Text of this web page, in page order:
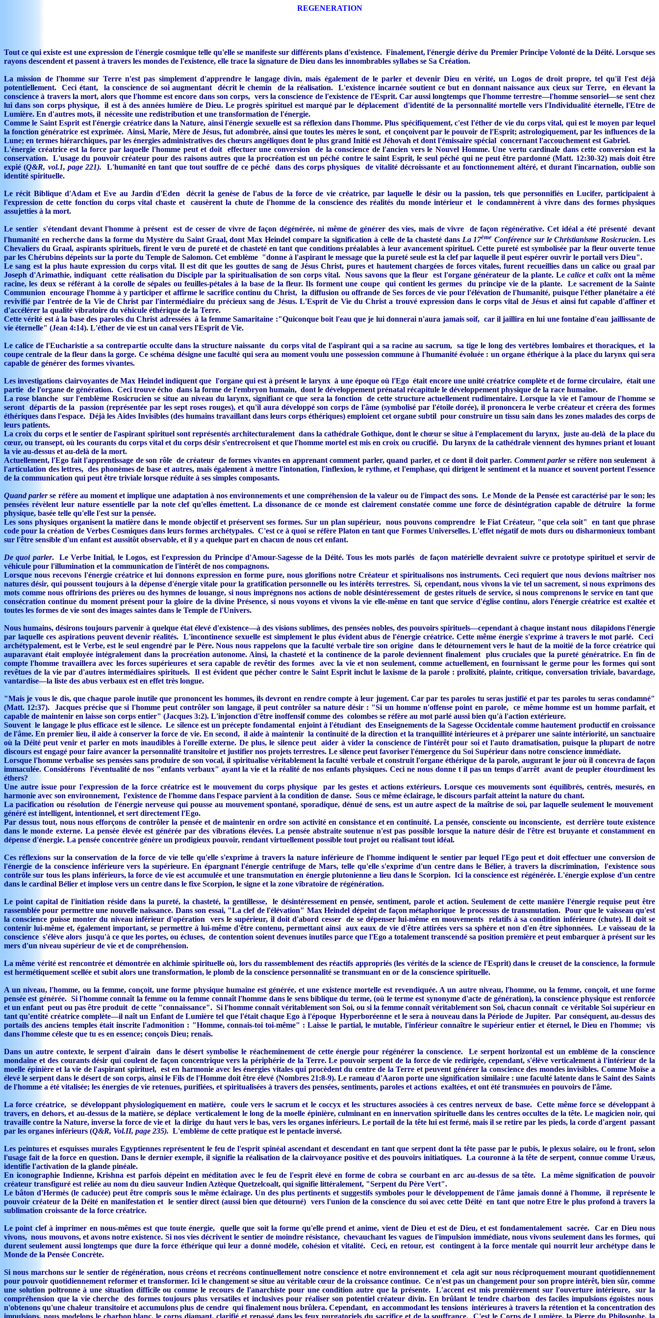
REGENERATION
Tout ce qui existe est une expression de l'énergie cosmique telle qu'elle se manifeste sur différents plans d'existence. Finalement, l'énergie dérive du Premier Principe Volonté de la Déité. Lorsque ses
rayons descendent et passent à travers les mondes de l'existence, elle trace la signature de Dieu dans les innombrables syllabes se Sa Création.
La mission de l'homme sur Terre n'est pas simplement d'apprendre le langage divin, mais également de le parler et devenir Dieu en vérité, un Logos de droit propre, tel qu'il l'est déjà
potentiellement. Ceci étant, la conscience de soi augmentant décrit le chemin de la réalisation. L'existence incarnée soutient ce but en donnant naissance aux cieux sur Terre, en élevant la
conscience à travers la mort, alors que l'homme est encore dans son corps, vers la conscience de l'existence de l'Esprit. Car aussi longtemps que l'homme terrestre—l'homme sensoriel—se sent chez
lui dans son corps physique, il est à des années lumière de Dieu. Le progrès spirituel est marqué par le déplacement d'identité de la personnalité mortelle vers l'Individualité éternelle, l'Etre de
Lumière. En d'autres mots, il nécessite une redistribution et une transformation de l'énergie.
Comme le Saint Esprit est l'énergie créatrice dans la Nature, ainsi l'énergie sexuelle est sa réflexion dans l'homme. Plus spécifiquement, c'est l'éther de vie du corps vital, qui est le moyen par lequel
la fonction génératrice est exprimée. Ainsi, Marie, Mère de Jésus, fut adombrée, ainsi que toutes les mères le sont, et conçoivent par le pouvoir de l'Esprit; astrologiquement, par les influences de la
Lune; en termes hiérarchiques, par les énergies administratives des chœurs angéliques dont le plus grand Initié est Jéhovah et dont l'émissaire spécial concernant l'accouchement est Gabriel.
L'énergie créatrice est la force par laquelle l'homme peut et doit effectuer une conversion de la conscience de l'ancien vers le Nouvel Homme. Une vertu cardinale dans cette conversion est la
conservation. L'usage du pouvoir créateur pour des raisons autres que la procréation est un péché contre le saint Esprit, le seul péché qui ne peut être pardonné (Matt. 12:30-32) mais doit être
expié (Q&R, vol.1, page 221).
L'humanité en tant que tout souffre de ce péché dans des corps physiques de vitalité décroissante et au fonctionnement altéré, et durant l'incarnation, oublie son
identité spirituelle.
Le récit Biblique d'Adam et Eve au Jardin d'Eden décrit la genèse de l'abus de la force de vie créatrice, par laquelle le désir ou la passion, tels que personnifiés en Lucifer, participaient à
l'expression de cette fonction du corps vital chaste et causèrent la chute de l'homme de la conscience des réalités du monde intérieur et le condamnèrent à vivre dans des formes physiques
assujetties à la mort.
Le sentier s'étendant devant l'homme à présent est de cesser de vivre de façon dégénérée, ni même de générer des vies, mais de vivre de façon régénérative. Cet idéal a été présenté devant
l'humanité en recherche dans la forme du Mystère du Saint Graal, dont Max Heindel compare la signification à celle de la chasteté dans La 17ème Conférence sur le Christianisme Rosicrucien. Les
Chevaliers du Graal, aspirants spirituels, firent le vœu de pureté et de chasteté en tant que conditions préalables à leur avancement spirituel. Cette pureté est symbolisée par la fleur ouverte tenue
par les Chérubins dépeints sur la porte du Temple de Salomon. Cet emblème "donne à l'aspirant le message que la pureté seule est la clef par laquelle il peut espérer ouvrir le portail vers Dieu".
Le sang est la plus haute expression du corps vital. Il est dit que les gouttes de sang de Jésus Christ, pures et hautement chargées de forces vitales, furent recueillies dans un calice ou graal par
Joseph d'Arimathie, indiquant cette réalisation du Disciple par la spiritualisation de son corps vital. Nous savons que la fleur est l'organe générateur de la plante. Le calice et calix ont la même
racine, les deux se référant à la corolle de sépales ou feuilles-pétales à la base de la fleur. Ils forment une coupe qui contient les germes du principe vie de la plante. Le sacrement de la Sainte
Communion encourage l'homme à y participer et affirme le sacrifice continu du Christ, la diffusion ou offrande de Ses forces de vie pour l'élévation de l'humanité, puisque l'éther planétaire a été
revivifié par l'entrée de la Vie de Christ par l'intermédiaire du précieux sang de Jésus. L'Esprit de Vie du Christ a trouvé expression dans le corps vital de Jésus et ainsi fut capable d'affiner et
d'accélérer la qualité vibratoire du véhicule éthérique de la Terre.
Cette vérité est à la base des paroles du Christ adressées à la femme Samaritaine :"Quiconque boit l'eau que je lui donnerai n'aura jamais soif, car il jaillira en lui une fontaine d'eau jaillissante de
vie éternelle" (Jean 4:14). L'éther de vie est un canal vers l'Esprit de Vie.
Le calice de l'Eucharistie a sa contrepartie occulte dans la structure naissante du corps vital de l'aspirant qui a sa racine au sacrum, sa tige le long des vertèbres lombaires et thoraciques, et la
coupe centrale de la fleur dans la gorge. Ce schéma désigne une faculté qui sera au moment voulu une possession commune à l'humanité évoluée : un organe éthérique à la place du larynx qui sera
capable de générer des formes vivantes.
Les investigations clairvoyantes de Max Heindel indiquent que l'organe qui est à présent le larynx à une époque où l'Ego était encore une unité créatrice complète et de forme circulaire, était une
partie de l'organe de génération. Ceci trouve écho dans la forme de l'embryon humain, dont le développement prénatal récapitule le développement physique de la race humaine.
La rose blanche sur l'emblème Rosicrucien se situe au niveau du larynx, signifiant ce que sera la fonction de cette structure actuellement rudimentaire. Lorsque la vie et l'amour de l'homme se
seront départis de la passion (représentée par les sept roses rouges), et qu'il aura développé son corps de l'âme (symbolisé par l'étoile dorée), il prononcera le verbe créateur et créera des formes
éthériques dans l'espace. Déjà les Aides Invisibles (des humains travaillant dans leurs corps éthériques) emploient cet organe subtil pour construire un tissu sain dans les zones malades des corps de
leurs patients.
La croix du corps et le sentier de l'aspirant spirituel sont représentés architecturalement dans la cathédrale Gothique, dont le chœur se situe à l'emplacement du larynx, juste au-delà de la place du
cœur, ou transept, où les courants du corps vital et du corps désir s'entrecroisent et que l'homme mortel est mis en croix ou crucifié. Du larynx de la cathédrale viennent des hymnes priant et louant
la vie au-dessus et au-delà de la mort.
Actuellement, l'Ego fait l'apprentissage de son rôle de créateur de formes vivantes en apprenant comment parler, quand parler, et ce dont il doit parler. Comment parlerse réfère non seulement à
l'articulation des lettres, des phonèmes de base et autres, mais également à mettre l'intonation, l'inflexion, le rythme, et l'emphase, qui dirigent le sentiment et la nuance et souvent portent l'essence
de la communication qui peut être triviale lorsque réduite à ses simples composants.
Quand parlerse réfère au moment et implique une adaptation à nos environnements et une compréhension de la valeur ou de l'impact des sons. Le Monde de la Pensée est caractérisé par le son; les
pensées révèlent leur nature essentielle par la note clef qu'elles émettent. La dissonance de ce monde est clairement constatée comme une force de désintégration capable de détruire la forme
physique, basée telle qu'elle l'est sur la pensée.
Les sons physiques organisent la matière dans le monde objectif et préservent ses formes. Sur un plan supérieur, nous pouvons comprendre le Fiat Créateur, "que cela soit" en tant que phrase
code pour la création de Verbes Cosmiques dans leurs formes archétypales. C'est ce à quoi se réfère Platon en tant que Formes Universelles. L'effet négatif de mots durs ou disharmonieux tombant
sur l'être sensible d'un enfant est aussitôt observable, et il y a quelque part en chacun de nous cet enfant.
De quoi parler. Le Verbe Initial, le Logos, est l'expression du Principe d'Amour-Sagesse de la Déité. Tous les mots parlés de façon matérielle devraient suivre ce prototype spirituel et servir de
véhicule pour l'illumination et la communication de l'intérêt de nos compagnons.
Lorsque nous recevons l'énergie créatrice et lui donnons expression en forme pure, nous glorifions notre Créateur et spiritualisons nos instruments. Ceci requiert que nous devions maîtriser nos
natures désir, qui poussent toujours à la dépense d'énergie vitale pour la gratification personnelle ou les intérêts terrestres. Si, cependant, nous vivons la vie tel un sacrement, si nous exprimons des
mots comme nous offririons des prières ou des hymnes de louange, si nous imprégnons nos actions de noble désintéressement de gestes rituels de service, si nous comprenons le service en tant que
consécration continue du moment présent pour la gloire de la divine Présence, si nous voyons et vivons la vie elle-même en tant que service d'église continu, alors l'énergie créatrice est exaltée et
toutes les formes de vie sont des images saintes dans le Temple de l'Univers.
Nous humains, désirons toujours parvenir à quelque état élevé d'existence—à des visions sublimes, des pensées nobles, des pouvoirs spirituels—cependant à chaque instant nous dilapidons l'énergie
par laquelle ces aspirations peuvent devenir réalités. L'incontinence sexuelle est simplement le plus évident abus de l'énergie créatrice. Cette même énergie s'exprime à travers le mot parlé. Ceci
archétypalement, est le Verbe, est le seul engendré par le Père. Nous nous rappelons que la faculté verbale tire son origine dans le détournement vers le haut de la moitié de la force créatrice qui
auparavant était employée intégralement dans la procréation autonome. Ainsi, la chasteté et la continence de la parole deviennent finalement plus cruciales que la pureté génératrice. En fin de
compte l'homme travaillera avec les forces supérieures et sera capable de revêtir des formes avec la vie et non seulement, comme actuellement, en fournissant le germe pour les formes qui sont
revêtues de la vie par d'autres intermédiaires spirituels. Il est évident que pécher contre le Saint Esprit inclut le laxisme de la parole : prolixité, plainte, critique, conversation triviale, bavardage,
vantardise—la liste des abus verbaux est en effet très longue.
"Mais je vous le dis, que chaque parole inutile que prononcent les hommes, ils devront en rendre compte à leur jugement. Car par tes paroles tu seras justifié et par tes paroles tu seras condamné"
(Matt. 12:37). Jacques précise que si l'homme peut contrôler son langage, il peut contrôler sa nature désir : "Si un homme n'offense point en parole, ce même homme est un homme parfait, et
capable de maintenir en laisse son corps entier" (Jacques 3:2). L'injonction d'être inoffensif comme des colombes se réfère au mot parlé aussi bien qu'à l'action extérieure.
Souvent le langage le plus efficace est le silence. Le silence est un précepte fondamental enjoint à l'étudiant des Enseignements de la Sagesse Occidentale comme hautement productif en croissance
de l'âme. En premier lieu, il aide à conserver la force de vie. En second, il aide à maintenir la continuité de la direction et la tranquillité intérieures et à préparer une sainte intériorité, un sanctuaire
où la Déité peut venir et parler en mots inaudibles à l'oreille externe. De plus, le silence peut aider à vider la conscience de l'intérêt pour soi et l'auto dramatisation, puisque la plupart de notre
discours est engagé pour faire avancer la personnalité transitoire et justifier nos projets terrestres. Le silence peut favoriser l'émergence du Soi Supérieur dans notre conscience immédiate.
Lorsque l'homme verbalise ses pensées sans produire de son vocal, il spiritualise véritablement la faculté verbale et construit l'organe éthérique de la parole, augurant le jour où il concevra de façon
immaculée. Considérons l'éventualité de nos "enfants verbaux" ayant la vie et la réalité de nos enfants physiques. Ceci ne nous donne t il pas un temps d'arrêt avant de peupler étourdiment les
éthers?
Une autre issue pour l'expression de la force créatrice est le mouvement du corps physique par les gestes et actions extérieurs. Lorsque ces mouvements sont équilibrés, centrés, mesurés, en
harmonie avec son environnement, l'existence de l'homme dans l'espace parvient à la condition de danse. Sous ce même éclairage, le discours parfait atteint la nature du chant.
La pacification ou résolution de l'énergie nerveuse qui pousse au mouvement spontané, sporadique, dénué de sens, est un autre aspect de la maîtrise de soi, par laquelle seulement le mouvement
généré est intelligent, intentionnel, et sert directement l'Ego.
Par dessus tout, nous nous efforçons de contrôler la pensée et de maintenir en ordre son activité en consistance et en continuité. La pensée, consciente ou inconsciente, est derrière toute existence
dans le monde externe. La pensée élevée est générée par des vibrations élevées. La pensée abstraite soutenue n'est pas possible lorsque la nature désir de l'être est bruyante et constamment en
dépense d'énergie. La pensée concentrée génère un prodigieux pouvoir, rendant virtuellement possible tout projet ou réalisant tout idéal.
Ces réflexions sur la conservation de la force de vie telle qu'elle s'exprime à travers la nature inférieure de l'homme indiquent le sentier par lequel l'Ego peut et doit effectuer une conversion de
l'énergie de la conscience inférieure vers la supérieure. En épargnant l'énergie centrifuge de Mars, telle qu'elle s'exprime d'un centre dans le Bélier, à travers la discrimination, l'existence sous
contrôle sur tous les plans inférieurs, la force de vie est accumulée et une transmutation en énergie plutonienne a lieu dans le Scorpion. Ici la conscience est régénérée. L'énergie explose d'un centre
dans le cardinal Bélier et implose vers un centre dans le fixe Scorpion, le signe et la zone vibratoire de régénération.
Le point capital de l'initiation réside dans la pureté, la chasteté, la gentillesse, le désintéressement en pensée, sentiment, parole et action. Seulement de cette manière l'énergie requise peut être
rassemblée pour permettre une nouvelle naissance. Dans son essai, "La clef de l'élévation" Max Heindel dépeint de façon métaphorique le processus de transmutation. Pour que le vaisseau qu'est
la conscience puisse monter du niveau inférieur d'opération vers le supérieur, il doit d'abord cesser de se dépenser lui-même en mouvements relatifs à sa condition inférieure (chute). Il doit se
contenir lui-même et, également important, se permettre à lui-même d'être contenu, permettant ainsi aux eaux de vie d'être attirées vers sa sphère et non d'en être siphonnées. Le vaisseau de la
conscience s'élève alors jusqu'à ce que les portes, ou écluses, de contention soient devenues inutiles parce que l'Ego a totalement transcendé sa position première et peut embarquer à présent sur les
mers d'un niveau supérieur de vie et de compréhension.
La même vérité est rencontrée et démontrée en alchimie spirituelle où, lors du rassemblement des réactifs appropriés (les vérités de la science de l'Esprit) dans le creuset de la conscience, la formule
est hermétiquement scellée et subit alors une transformation, le plomb de la conscience personnalité se transmuant en or de la conscience spirituelle.
A un niveau, l'homme, ou la femme, conçoit, une forme physique humaine est générée, et une existence mortelle est revendiquée. A un autre niveau, l'homme, ou la femme, conçoit, et une forme
pensée est générée. Si l'homme connaît la femme ou la femme connaît l'homme dans le sens biblique du terme, (où le terme est synonyme d'acte de génération), la conscience physique est renforcée
et un enfant peut ou pas être produit de cette "connaissance". Si l'homme connaît véritablement son Soi, ou si la femme connaît véritablement son Soi, chacun connaît ce véritable Soi supérieur en
tant qu'entité créatrice complète—il naît un Enfant de Lumière tel que l'était chaque Ego à l'époque Hyperboréenne et le sera à nouveau dans la Période de Jupiter. Par conséquent, au-dessus des
portails des anciens temples était inscrite l'admonition : "Homme, connais-toi toi-même" : Laisse le partial, le mutable, l'inférieur connaître le supérieur entier et éternel, le Dieu en l'homme; vis
dans l'homme céleste que tu es en essence; conçois Dieu; renaîs.
Dans un autre contexte, le serpent d'airain dans le désert symbolise le réacheminement de cette énergie pour régénérer la conscience. Le serpent horizontal est un emblème de la conscience
mondaine et des courants désir qui coulent de façon concentrique vers la périphérie de la Terre. Le pouvoir serpent de la force de vie redirigée, cependant, s'élève verticalement à l'intérieur de la
moelle épinière et la vie de l'aspirant spirituel, est en harmonie avec les énergies vitales qui procèdent du centre de la Terre et peuvent générer la conscience des mondes invisibles. Comme Moïse a
élevé le serpent dans le désert de son corps, ainsi le Fils de l'Homme doit être élevé (Nombres 21:8-9). Le rameau d'Aaron porte une signification similaire : une faculté latente dans le Saint des Saints
de l'homme a été vitalisée; les énergies de vie retenues, purifiées, et spiritualisées à travers des pensées, sentiments, paroles et actions exaltées, et ont été transmuées en pouvoirs de l'âme.
La force créatrice, se développant physiologiquement en matière, coule vers le sacrum et le coccyx et les structures associées à ces centres nerveux de base. Cette même force se développant à
travers, en dehors, et au-dessus de la matière, se déplace verticalement le long de la moelle épinière, culminant en en innervation spirituelle dans les centres occultes de la tête. Le magicien noir, qui
travaille contre la Nature, inverse la force de vie et la dirige du haut vers le bas, vers les organes inférieurs. Le portail de la tête lui est fermé, mais il se retire par les pieds, la corde d'argent passant
par les organes inférieurs (Q&R, Vol.II, page 235). L'emblème de cette pratique est le pentacle inversé.
Les peintures et esquisses murales Egyptiennes représentent le feu de l'esprit spinéal ascendant et descendant en tant que serpent dont la tête passe par le pubis, le plexus solaire, ou le front, selon
l'usage fait de la force en question. Dans le dernier exemple, il signifie la réalisation de la clairvoyance positive et des pouvoirs initiatiques. La couronne à la tête de serpent, connue comme Uræus,
identifie l'activation de la glande pinéale.
En iconographie Indienne, Krishna est parfois dépeint en méditation avec le feu de l'esprit élevé en forme de cobra se courbant en arc au-dessus de sa tête. La même signification de pouvoir
créateur transfiguré est reliée au nom du dieu sauveur Indien Aztèque Quetzelcoalt, qui signifie littéralement, "Serpent du Père Vert".
Le bâton d'Hermès (le caducée) peut être compris sous le même éclairage. Un des plus pertinents et suggestifs symboles pour le développement de l'âme jamais donné à l'homme, il représente le
pouvoir créateur de la Déité en manifestation et le sentier direct (aussi bien que détourné) vers l'union de la conscience du soi avec cette Déité en tant que notre Etre le plus profond à travers la
sublimation croissante de la force créatrice.
Le point clef à imprimer en nous-mêmes est que toute énergie, quelle que soit la forme qu'elle prend et anime, vient de Dieu et est de Dieu, et est fondamentalement sacrée. Car en Dieu nous
vivons, nous mouvons, et avons notre existence. Si nos vies décrivent le sentier de moindre résistance, chevauchant les vagues de l'impulsion immédiate, nous vivons seulement dans les formes, qui
durent seulement aussi longtemps que dure la force éthérique qui leur a donné modèle, cohésion et vitalité. Ceci, en retour, est contingent à la force mentale qui nourrit leur archétype dans le
Monde de la Pensée Concrète.
Si nous marchons sur le sentier de régénération, nous créons et recréons continuellement notre conscience et notre environnement et cela agit sur nous réciproquement mourant quotidiennement
pour pouvoir quotidiennement reformer et transformer. Ici le changement se situe au véritable cœur de la croissance continue. Ce n'est pas un changement pour son propre intérêt, bien sûr, comme
une solution poltronne à une situation difficile ou comme le recours de l'anarchiste pour une condition autre que la présente. L'accent est mis premièrement sur l'ouverture intérieure, sur la
compréhension que la vie cherche des formes toujours plus versatiles et inclusives pour réaliser son potentiel créateur divin. En brûlant le tendre charbon des faciles impulsions égoïstes nous
n'obtenons qu'une chaleur transitoire et accumulons plus de cendre qui finalement nous brûlera. Cependant, en accommodant les tensions intérieures à travers la rétention et la concentration des